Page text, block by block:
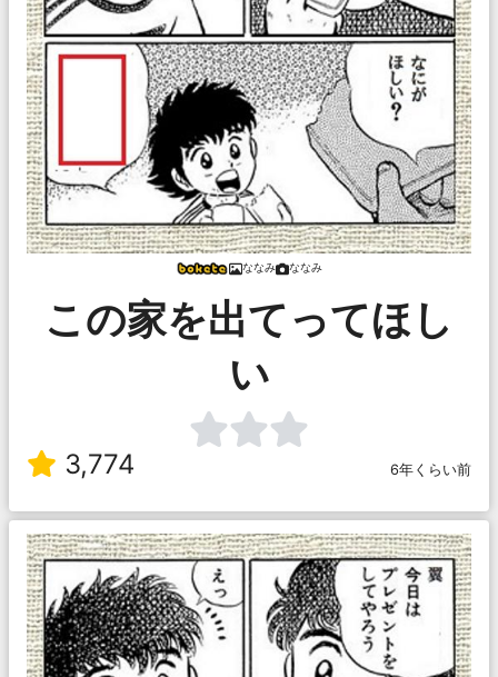
ななみ ななみ
この家を出てってほし
い
3,774 6年くらい前